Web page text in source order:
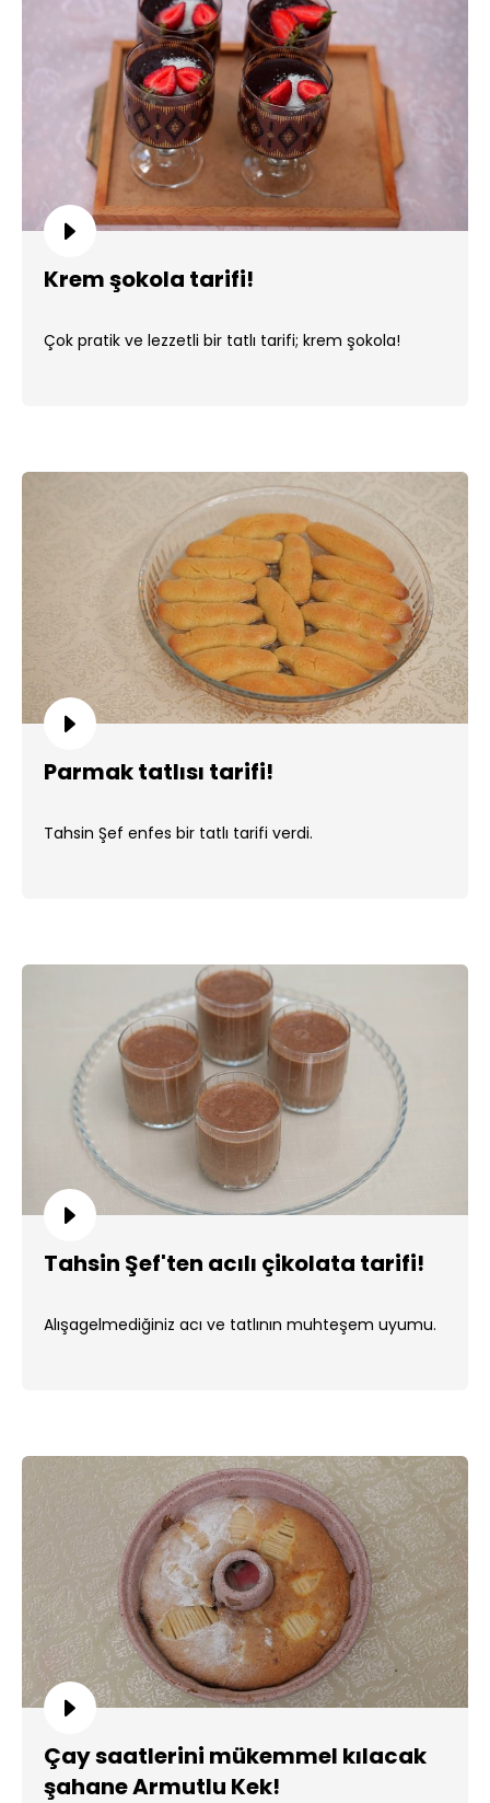
Krem şokola tarifi!
Çok pratik ve lezzetli bir tatlı tarifi; krem şokola!
Parmak tatlısı tarifi!
Tahsin Şef enfes bir tatlı tarifi verdi.
Tahsin Şef'ten acılı çikolata tarifi!
Alışagelmediğiniz acı ve tatlının muhteşem uyumu.
Çay saatlerini mükemmel kılacak
şahane Armutlu Kek!